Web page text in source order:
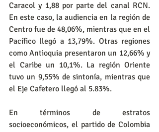
Caracol y 1,88 por parte del canal RCN.
En este caso, la audiencia en la región de
Centro fue de 48,06%, mientras que en el
Pacífico llegó a 13,79%. Otras regiones
como Antioquia presentaron un 12,66% y
el Caribe un 10,1%. La región Oriente
tuvo un 9,55% de sintonía, mientras que
el Eje Cafetero llegó al 5.83%.
En términos de estratos
socioeconómicos, el partido de Colombia